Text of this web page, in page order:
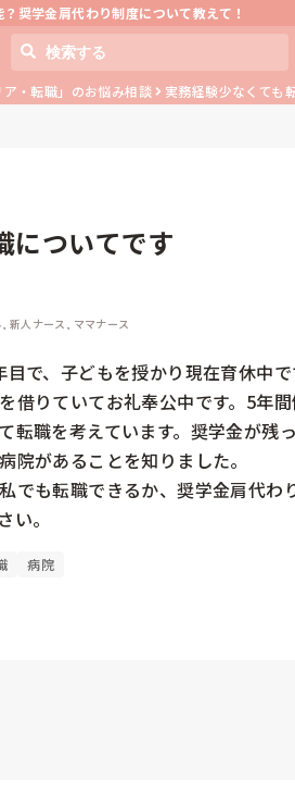
奨学金肩代わり制度について教えて！
ア・転職」のお悩み相談 実務経験少なくても
についてです
新人ナース, ママナース
で、子どもを授かり現在育休中で
借りていてお礼奉公中です。5年間
転職を考えています。奨学金が
院があることを知りました。
でも転職できるか、奨学金肩代
い。
病院